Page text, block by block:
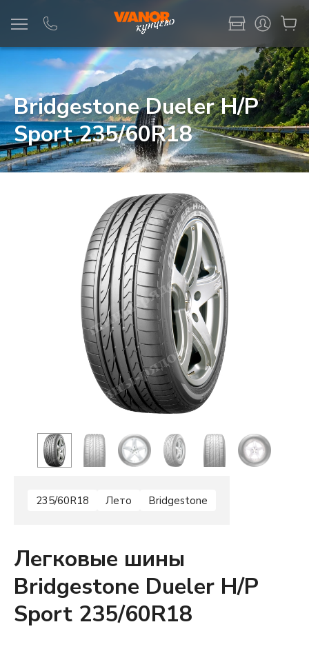
Bridgestone Dueler H/P
Sport 235/60R18
235/60R18 Лето Bridgestone
Легковые шины
Bridgestone Dueler H/P
Sport 235/60R18
Информация Фото товара